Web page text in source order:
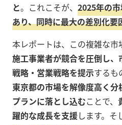
と。これこそが、 2025年の
あり、同時に最大の差別化要
本レポートは、この複雑な市
施工事業者が競合を圧倒し
戦略・営業戦略を提示するも
東京都の市場を解像度高く
プランに落とし込むことで、
躍的な成長を支援します。そ